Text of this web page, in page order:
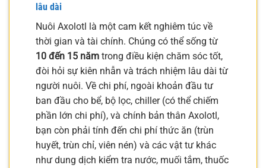
lâu dài
Nuôi Axolotl là một cam kết nghiêm túc về
thời gian và tài chính. Chúng có thể sống từ
10 đến 15 năm trong điều kiện chăm sóc tốt,
đòi hỏi sự kiên nhẫn và trách nhiệm lâu dài từ
người nuôi. Về chi phí, ngoài khoản đầu tư
ban đầu cho bể, bộ lọc, chiller (có thể chiếm
phần lớn chi phí), và chính bản thân Axolotl,
bạn còn phải tính đến chi phí thức ăn (trùn
huyết, trùn chỉ, viên nén) và các vật tư khác
như dung dịch kiểm tra nước, muối tắm, thuốc